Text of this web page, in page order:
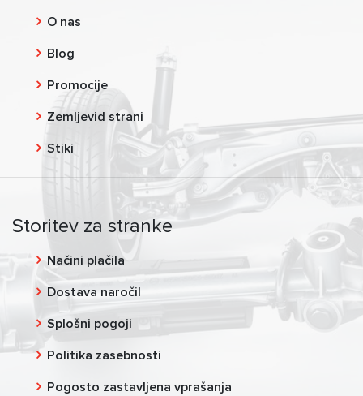
O nas
Blog
Promocije
Zemljevid strani
Stiki
Storitev za stranke
Načini plačila
Dostava naročil
Splošni pogoji
Politika zasebnosti
Pogosto zastavljena vprašanja